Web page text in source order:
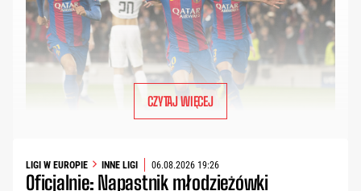
CZYTAJ WIĘCEJ
LIGI W EUROPIE INNE LIGI 06.08.2026 19:26
Oficjalnie: Napastnik młodzieżówki